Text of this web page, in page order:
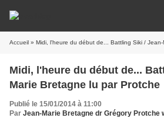
Accueil » Midi, l'heure du début de... Battling Siki /
Midi, l'heure du début de...
Marie Bretagne lu par Protche
Publié le 15/01/2014 à 11:00
Par Jean-Marie Bretagne dr Grégory Protche